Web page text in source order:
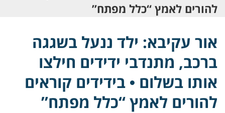
להורים לאמץ “כלל מפתח”
אור עקיבא: ילד ננעל בשגגה
ברכב, מתנדבי ידידים חילצו
אותו בשלום • בידידים קוראים
להורים לאמץ “כלל מפתח”